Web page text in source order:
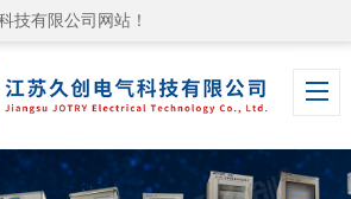
技有限公司网站！